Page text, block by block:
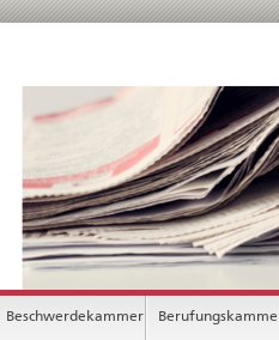
Beschwerdekammer